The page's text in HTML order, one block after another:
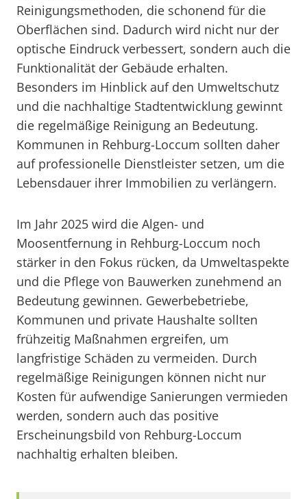
Reinigungsmethoden, die schonend für die
Oberflächen sind. Dadurch wird nicht nur der
optische Eindruck verbessert, sondern auch die
Funktionalität der Gebäude erhalten.
Besonders im Hinblick auf den Umweltschutz
und die nachhaltige Stadtentwicklung gewinnt
die regelmäßige Reinigung an Bedeutung.
Kommunen in Rehburg-Loccum sollten daher
auf professionelle Dienstleister setzen, um die
Lebensdauer ihrer Immobilien zu verlängern.
Im Jahr 2025 wird die Algen- und
Moosentfernung in Rehburg-Loccum noch
stärker in den Fokus rücken, da Umweltaspekte
und die Pflege von Bauwerken zunehmend an
Bedeutung gewinnen. Gewerbebetriebe,
Kommunen und private Haushalte sollten
frühzeitig Maßnahmen ergreifen, um
langfristige Schäden zu vermeiden. Durch
regelmäßige Reinigungen können nicht nur
Kosten für aufwendige Sanierungen vermieden
werden, sondern auch das positive
Erscheinungsbild von Rehburg-Loccum
nachhaltig erhalten bleiben.